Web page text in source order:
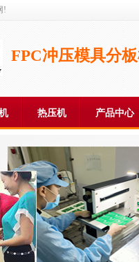
!
FPC冲压模具分
热压机 产品中心